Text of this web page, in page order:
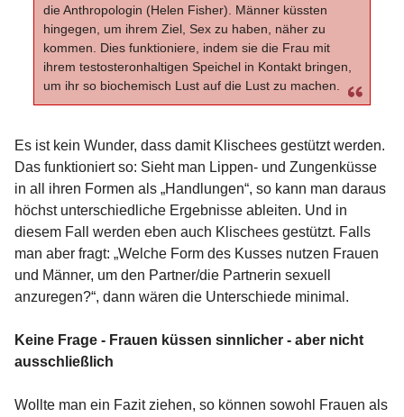
die Anthropologin (Helen Fisher). Männer küssten
hingegen, um ihrem Ziel, Sex zu haben, näher zu
kommen. Dies funktioniere, indem sie die Frau mit
ihrem testosteronhaltigen Speichel in Kontakt bringen,
um ihr so biochemisch Lust auf die Lust zu machen.
Es ist kein Wunder, dass damit Klischees gestützt werden.
Das funktioniert so: Sieht man Lippen- und Zungenküsse
in all ihren Formen als „Handlungen“, so kann man daraus
höchst unterschiedliche Ergebnisse ableiten. Und in
diesem Fall werden eben auch Klischees gestützt. Falls
man aber fragt: „Welche Form des Kusses nutzen Frauen
und Männer, um den Partner/die Partnerin sexuell
anzuregen?“, dann wären die Unterschiede minimal.
Keine Frage - Frauen küssen sinnlicher - aber nicht
ausschließlich
Wollte man ein Fazit ziehen, so können sowohl Frauen als